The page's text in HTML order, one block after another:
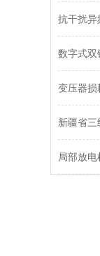
变压器损
新疆省